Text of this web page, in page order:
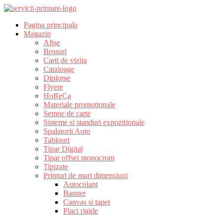
Pagina principala
Magazin
Afise
Brosuri
Carti de vizita
Cataloage
Diplome
Flyere
HoReCa
Materiale promotionale
Semne de carte
Sisteme si standuri expozitionale
Spalatorii Auto
Tablouri
Tipar Digital
Tipar offset monocrom
Tipizate
Printuri de mari dimensiuni
Autocolant
Banner
Canvas si tapet
Placi rigide